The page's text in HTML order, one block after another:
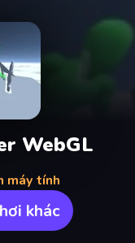
WebGL
máy tính
khác